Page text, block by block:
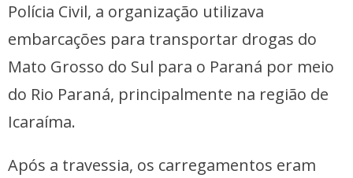
Polícia Civil, a organização utilizava
embarcações para transportar drogas do
Mato Grosso do Sul para o Paraná por meio
do Rio Paraná, principalmente na região de
Icaraíma.
Após a travessia, os carregamentos eram